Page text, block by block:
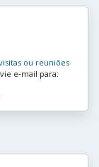
ou reuniões
e‑mail para: